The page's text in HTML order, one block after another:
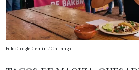
Foto: Google Gemini/ Chilango